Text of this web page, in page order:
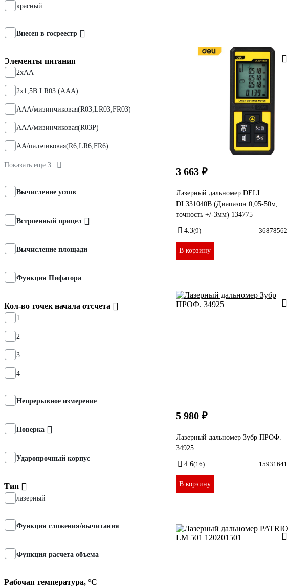
красный
Внесен в госреестр
Элементы питания
2хАА
2х1,5В LR03 (ААА)
AAA/мизинчиковая(R03;LR03;FR03)
AAA/мизинчиковая(R03P)
AA/пальчиковая(R6;LR6;FR6)
Показать еще 3
Вычисление углов
Встроенный прицел
Вычисление площади
Функция Пифагора
Кол-во точек начала отсчета
1
2
3
4
Непрерывное измерение
Поверка
Ударопрочный корпус
Тип
лазерный
Функция сложения/вычитания
Функция расчета объема
Рабочая температура, °С
3 663 ₽
Лазерный дальномер DELI
DL331040B (Диапазон 0,05-50м,
точность +/-3мм) 134775
4.3(9) 36878562
В корзину
5 980 ₽
Лазерный дальномер Зубр ПРОФ.
34925
4.6(16) 15931641
В корзину